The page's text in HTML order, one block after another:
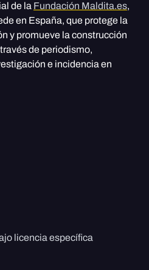
de la Fundación Maldita.es,
en España, que protege la
y promueve la construcción
de periodismo,
e incidencia en
licencia específica